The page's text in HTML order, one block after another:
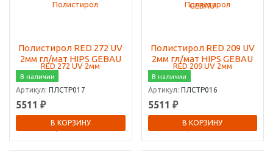
Полистирол RED 272 UV
2мм гл/мат HIPS GEBAU
В наличии
Артикул: ПЛСТР017
5511 ₽
В КОРЗИНУ
Полистирол RED 209 UV
2мм гл/мат HIPS GEBAU
В наличии
Артикул: ПЛСТР016
5511 ₽
В КОРЗИНУ